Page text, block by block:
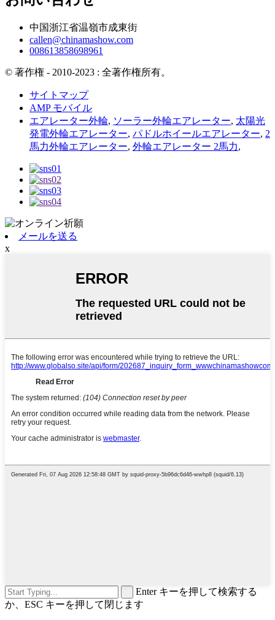
中国浙江省温嶺市成東街
callen@chinamashow.com
008613858698961
© 著作権 - 2010-2023 : 全著作権所有。
サイトマップ
AMP モバイル
エアレーター外輪, ソーラー外輪エアレーター, 太陽光
発電外輪エアレーター, パドルホイールエアレーター, 2
馬力外輪エアレーター, 外輪エアレーター 2馬力,
メールを送る
x
Enter キーを押して検索する
か、ESC キーを押して閉じます